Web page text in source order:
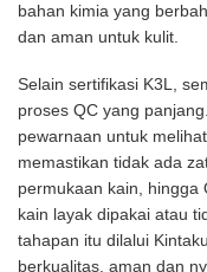
bahan kimia yang
dan aman untuk kulit.
Selain sertifikasi K3L,
proses QC yang
pewarnaan untuk
memastikan tidak ada
permukaan kain, hingga
kain layak dipakai atau
tahapan itu dilalui
berkualitas, aman dan